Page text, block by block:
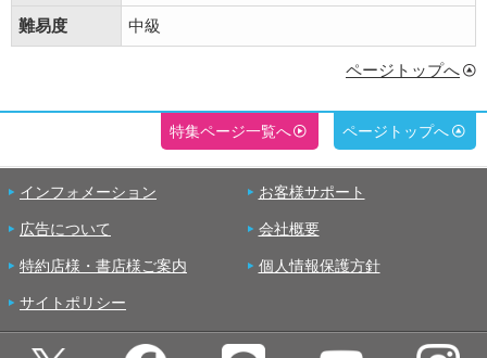
難易度 中級
ページトップへ
特集ページ一覧へ ページトップへ
インフォメーション お客様サポート
広告について 会社概要
特約店様・書店様ご案内 個人情報保護方針
サイトポリシー